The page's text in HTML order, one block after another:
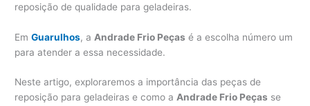
reposição de qualidade para geladeiras.
EmGuarulhos, a Andrade Frio Peças é a escolha número um
para atender a essa necessidade.
Neste artigo, exploraremos a importância das peças de
reposição para geladeiras e como aAndrade Frio Peças se